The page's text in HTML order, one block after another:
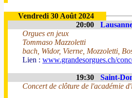
Vendredi 30 Août 2024
20:00
Orgues en jeux
Tommaso Mazzoletti
bach, Widor, Vierne, Mozzoletti,
Lien : www.grandesorgues.ch/
19:30
Saint-
Concert de clôture de l'académie